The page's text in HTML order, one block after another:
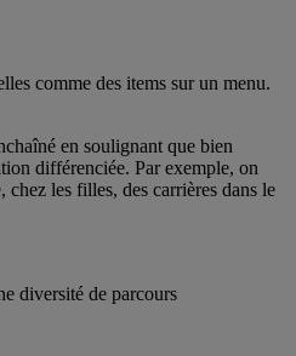
comme des items sur un menu.
en soulignant que bien
différenciée. Par exemple, on
les filles, des carrières dans le
diversité de parcours